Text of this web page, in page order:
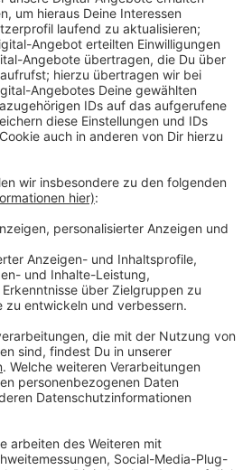
im Kreis Borken
QR-Code führt zudem auf die
Tisches „GewAlternativen“,
zum Runden Tisch und zu
Frauen sind zum Beispiel:
02871 / 40194
häusliche Gewalt, Kreis
Niemals zögern, die 110 zu